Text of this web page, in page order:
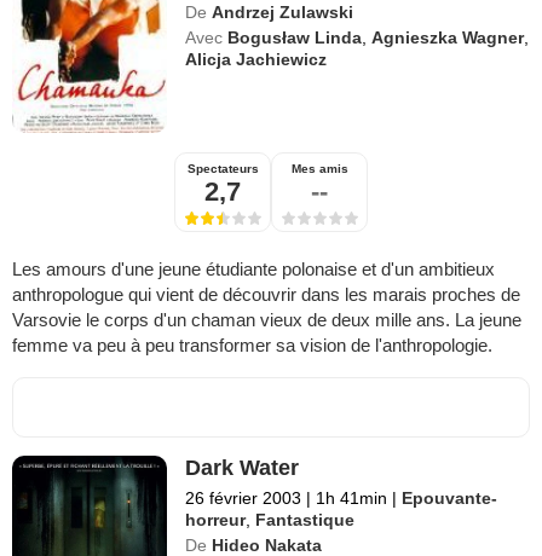
De Andrzej Zulawski
Avec Bogusław Linda ,Agnieszka Wagner,
Alicja Jachiewicz
Spectateurs
2,7
Mes amis
--
Les amours d'une jeune étudiante polonaise et d'un ambitieux
anthropologue qui vient de découvrir dans les marais proches de
Varsovie le corps d'un chaman vieux de deux mille ans. La jeune
femme va peu à peu transformer sa vision de l'anthropologie.
Dark Water
26 février 2003 | 1h 41min | Epouvante-
horreur, Fantastique
De Hideo Nakata